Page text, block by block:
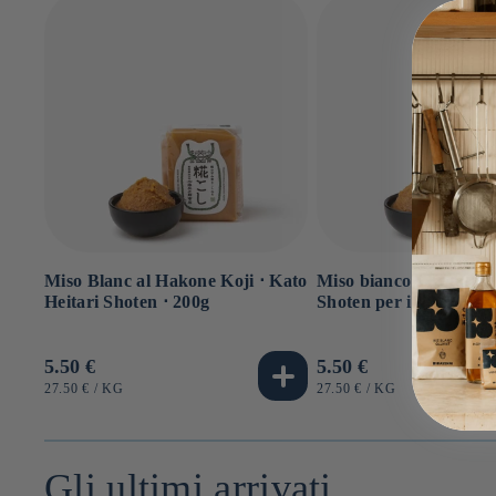
Miso Blanc al Hakone Koji ⋅ Kato
Heitari Shoten ⋅ 200g
Prezzo
di
5.50 €
PREZZO
27.50 € / PER
KG
Miso bianco ⋅ Kato
Shoten per iRASSHAi
Prezzo
di
5.50 €
PREZZO
27.50 € / PER
KG